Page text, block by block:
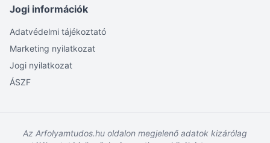
Jogi információk
Adatvédelmi tájékoztató
Marketing nyilatkozat
Jogi nyilatkozat
ÁSZF
Az Arfolyamtudos.hu oldalon megjelenő adatok kizárólag